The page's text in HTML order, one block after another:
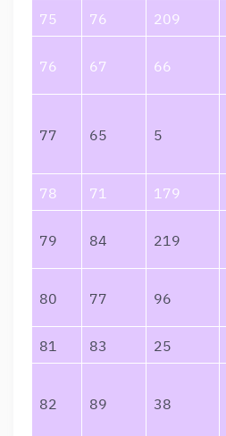
75
76 209
76 67 66
77 65 5
78
71 179
79 84 219
80 77 96
81
83 25
82 89 38